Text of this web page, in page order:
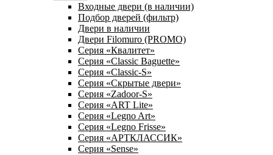
Входные двери (в наличии)
Подбор дверей (фильтр)
Двери в наличии
Двери Filomuro (PROMO)
Серия «Квалитет»
Серия «Classic Baguette»
Серия «Classic-S»
Серия «Скрытые двери»
Серия «Zadoor-S»
Серия «ART Lite»
Серия «Legno Art»
Серия «Legno Frisse»
Серия «АРТКЛАССИК»
Серия «Sense»